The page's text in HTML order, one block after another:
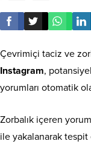
Çevrimiçi taciz ve
Instagram,
yorumları otomatik
Zorbalık içeren
ile yakalanarak